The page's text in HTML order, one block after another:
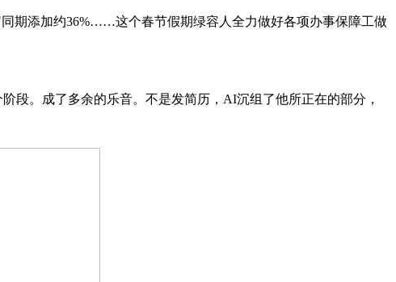
期添加约36%……这个春节假期绿容人全力做好各项办事保障工做
。成了多余的乐音。不是发简历，AI沉组了他所正在的部分，